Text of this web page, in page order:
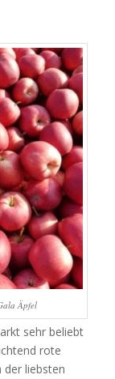
Äpfel
sehr beliebt
rote
der liebsten